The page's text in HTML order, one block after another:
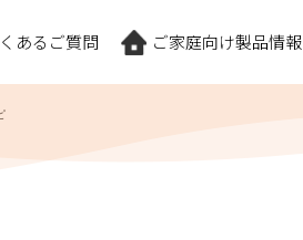
あるご質問 ご家庭向け製品情報